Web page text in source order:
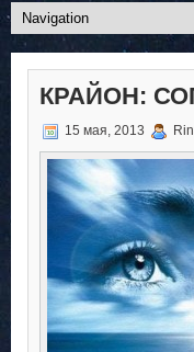
КРАЙОН:
15 мая, 2013